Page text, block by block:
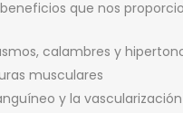
que nos
calambres y
musculares
y la